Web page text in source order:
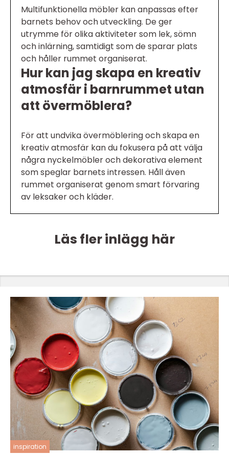
Multifunktionella möbler kan anpassas efter
barnets behov och utveckling. De ger
utrymme för olika aktiviteter som lek, sömn
och inlärning, samtidigt som de sparar plats
och håller rummet organiserat.
Hur kan jag skapa en kreativ
atmosfär i barnrummet utan
att övermöblera?
För att undvika övermöblering och skapa en
kreativ atmosfär kan du fokusera på att välja
några nyckelmöbler och dekorativa element
som speglar barnets intressen. Håll även
rummet organiserat genom smart förvaring
av leksaker och kläder.
Läs fler inlägg här
inspiration